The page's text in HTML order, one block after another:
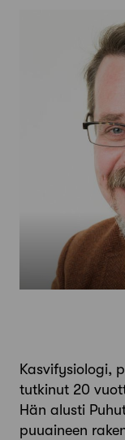
Kasvifysiologi,
tutkinut 20
Hän alusti
puuaineen